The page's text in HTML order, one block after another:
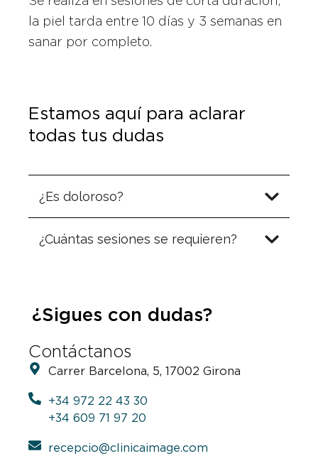
la piel tarda entre 10 días y 3 semanas en
sanar por completo.
Estamos aquí para aclarar
todas tus dudas
¿Es doloroso?
¿Cuántas sesiones se requieren?
¿Sigues con dudas?
Contáctanos
Carrer Barcelona, 5, 17002 Girona
+34 972 22 43 30
+34 609 71 97 20
recepcio@clinicaimage.com